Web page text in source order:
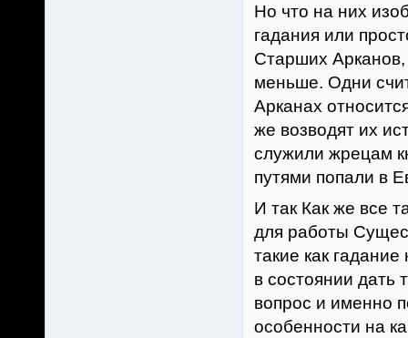
Но что на них
гадания или
Старших
меньше. Одни
Арканах
же возводят их
служили жрецам
путями попали в
И так Как же все
для работы
такие как
в состоянии дать
вопрос и именно
особенности на